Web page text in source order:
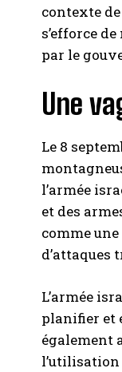
contexte
s’efforce
par le
Une
Le 8
l’armée
et des
comme
d’attaques
L’armée
planifier et
également
l’utilisation